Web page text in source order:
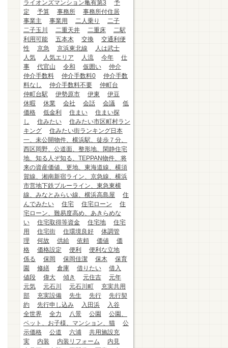
ライオンズマンション亀有第3
予
定
予算 事務所
事務所付住居
事業主
事業用 二人乗り
二子
二子玉川
二重天井 二重床
二駅
利用可能
五本木 交換
交通利便
性
京急 京浜東北線
人は武士
人気
人気エリア 人流 今年
仕
事
代官山 令和 仮囲い
仲介
仲介手数料
仲介手数料0
仲介手数
料なし
仲介手数料不要
仲町台
仲町台駅
伊勢原市 伊東
伊豆
休暇
休業 会社 会話 会議
低
価格
低金利 住まい
住まい探
し
住みたい
住みたい市区町村ラン
キング
住みたい街ランキング日本
一、未公開物件、横浜駅、徒歩７分、
西区岡野、公道面、整形地、閑静住宅
地、知る人ぞ知る、TEPPAN物件、将
来の資産価値、更地、東海道線、横須
賀線、湘南新宿ライン、京急線、横浜
市営地下鉄ブルーライン、東急東横
線、みなとみらい線、横浜高島屋
住
んでみたい
住宅 住宅ローン
住
宅ローン、難易度高め、あきらめな
い
住宅取得等資金 住宅地
住宅
用
住宅街 住環境良好
体調管
理
何故 供給 依頼 価値
価
格
価格設定 便利
便利な立地
係る
保岡 保岡佳潔 保木
保育
園
修繕 倉庫 借りたい
借入
値段
偉大 傾き 元住吉
元年
元気
元石川 元石川町
充実共用
部
充実設備 先生 先行
先行契
約
先行申し込み 入田浜
入谷
全世界
全力 八景 公園
公園、
ペット、お子様、マンション、猫
公
示価格
公道 六浦
共用施設充
実
内装 内装リフォーム
内見